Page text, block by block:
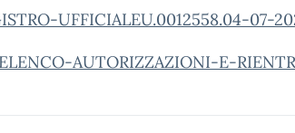
UFFICIALEU.0012558.04-07-
AUTORIZZAZIONI-E-